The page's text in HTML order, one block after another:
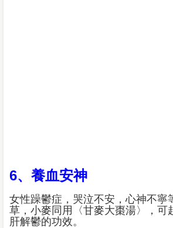
6、養血安神
女性躁鬱症，哭泣不安，心神不寧
草，小麥同用〈甘麥大棗湯〉，可
肝解鬱的功效。